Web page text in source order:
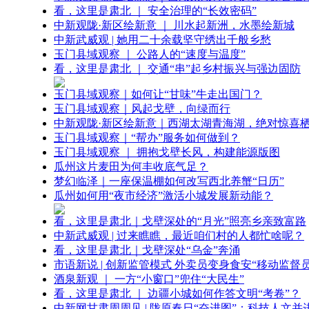
看，这里是肃北 ｜ 安全治理的“长效密码”
中新观陇·新区绘新意 ｜ 川水起新洲，水墨绘新城
中新武威观 | 她用二十余载坚守绣出千般乡愁
玉门县域观察 ｜ 公路人的“速度与温度”
看，这里是肃北 ｜ 交通“串”起乡村振兴与强边固防
玉门县域观察｜如何让“甘味”牛走出国门？
玉门县域观察｜风起戈壁，向绿而行
中新观陇·新区绘新意｜西湖太湖青海湖，绝对惊喜
玉门县域观察｜“帮办”服务如何做到？
玉门县域观察 ｜ 拥抱戈壁长风，构建能源版图
瓜州这片麦田为何丰收底气足？
梦幻临泽｜一座保温棚如何改写西北养蟹“日历”
瓜州如何用“夜市经济”激活小城发展新动能？
看，这里是肃北｜戈壁深处的“月光”照亮乡亲致富路
中新武威观 | 过来瞧瞧，最近咱们村的人都忙啥呢？
看，这里是肃北｜戈壁深处“乌金”奔涌
市语新说 | 创新监管模式 外卖员变身食安“移动监督
酒泉新观 ｜ 一方“小窗口”兜住“大民生”
看，这里是肃北 ｜ 边疆小城如何作答文明“考卷”？